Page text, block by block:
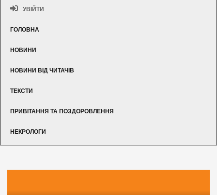
УВІЙТИ
ГОЛОВНА
НОВИНИ
НОВИНИ ВІД ЧИТАЧІВ
ТЕКСТИ
ПРИВІТАННЯ ТА ПОЗДОРОВЛЕННЯ
НЕКРОЛОГИ